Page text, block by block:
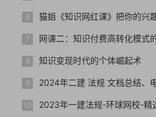
猫姐《知识网红课》把你的兴
网课二：知识付费高转化模式
知识变现时代的个体崛起术
2024年二建 法规 文档总结、
2023年一建法规-环球网校-精